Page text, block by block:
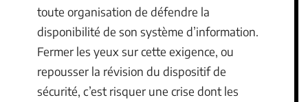
toute organisation de défendre la
disponibilité de son système d’information.
Fermer les yeux sur cette exigence, ou
repousser la révision du dispositif de
sécurité, c’est risquer une crise dont les